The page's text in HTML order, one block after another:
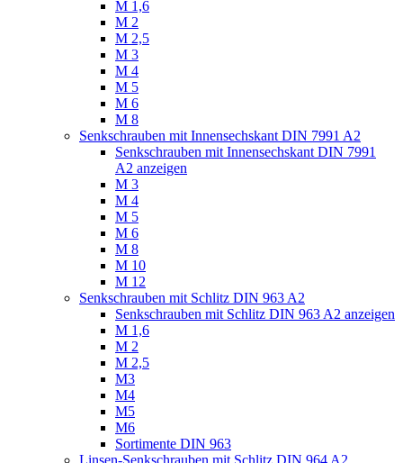
M 1,6
M 2
M 2,5
M 3
M 4
M 5
M 6
M 8
Senkschrauben mit Innensechskant DIN 7991 A2
Senkschrauben mit Innensechskant DIN 7991
A2 anzeigen
M 3
M 4
M 5
M 6
M 8
M 10
M 12
Senkschrauben mit Schlitz DIN 963 A2
Senkschrauben mit Schlitz DIN 963 A2 anzeigen
M 1,6
M 2
M 2,5
M3
M4
M5
M6
Sortimente DIN 963
Linsen-Senkschrauben mit Schlitz DIN 964 A2